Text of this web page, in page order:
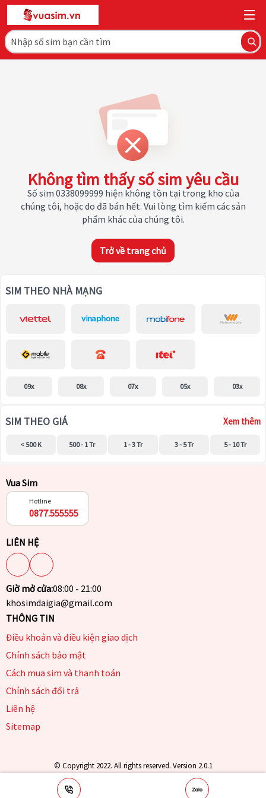
Không tìm thấy số sim yêu cầu
Số sim 0338099999 hiện không tồn tại trong kho của
chúng tôi, hoặc do đã bán hết. Vui lòng tìm kiếm các sản
phẩm khác của chúng tôi.
Trở về trang chủ
SIM THEO NHÀ MẠNG
09x 08x 07x 05x 03x
SIM THEO GIÁ Xem thêm
< 500 K 500 - 1 Tr 1 - 3 Tr 3 - 5 Tr 5 - 10 Tr
Vua Sim
Hotline
0877.555555
LIÊN HỆ
Giờ mở cửa:08:00 - 21:00
khosimdaigia@gmail.com
THÔNG TIN
Điều khoản và điều kiện giao dịch
Chính sách bảo mật
Cách mua sim và thanh toán
Chính sách đổi trả
Liên hệ
Sitemap
© Copyright 2022. All rights reserved. Version 2.0.1